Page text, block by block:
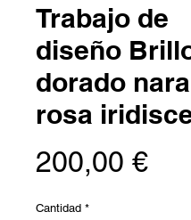
Trabajo de
diseño
dorado
rosa
200,00 €
Cantidad *